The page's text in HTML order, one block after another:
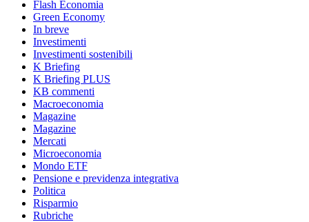
Flash Economia
Green Economy
In breve
Investimenti
Investimenti sostenibili
K Briefing
K Briefing PLUS
KB commenti
Macroeconomia
Magazine
Magazine
Mercati
Microeconomia
Mondo ETF
Pensione e previdenza integrativa
Politica
Risparmio
Rubriche